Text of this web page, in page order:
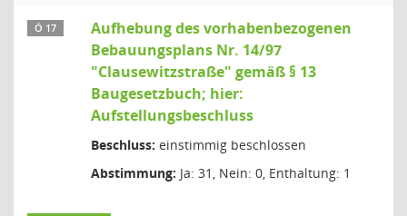
Ö 17
Aufhebung des vorhabenbezogenen
Bebauungsplans Nr. 14/97
"Clausewitzstraße" gemäß § 13
Baugesetzbuch; hier:
Aufstellungsbeschluss
Beschluss: einstimmig beschlossen
Abstimmung: Ja: 31, Nein: 0, Enthaltung: 1